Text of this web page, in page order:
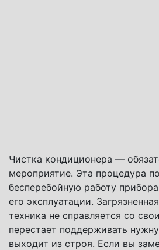
Чистка кондиционера —
мероприятие. Эта процедура
бесперебойную работу
его эксплуатации.
техника не справляется со
перестает поддерживать
выходит из строя. Если вы